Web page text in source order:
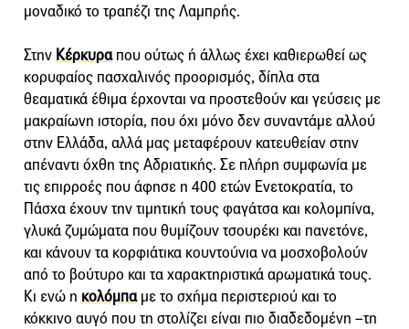
μοναδικό το τραπέζι της Λαμπρής.
Στην Κέρκυραπου ούτως ή άλλως έχει καθιερωθεί ως
κορυφαίος πασχαλινός προορισμός, δίπλα στα
θεαματικά έθιμα έρχονται να προστεθούν και γεύσεις με
μακραίωνη ιστορία, που όχι μόνο δεν συναντάμε αλλού
στην Ελλάδα, αλλά μας μεταφέρουν κατευθείαν στην
απέναντι όχθη της Αδριατικής. Σε πλήρη συμφωνία με
τις επιρροές που άφησε η 400 ετών Ενετοκρατία, το
Πάσχα έχουν την τιμητική τους φαγάτσα και κολομπίνα,
γλυκά ζυμώματα που θυμίζουν τσουρέκι και πανετόνε,
και κάνουν τα κορφιάτικα κουντούνια να μοσχοβολούν
από το βούτυρο και τα χαρακτηριστικά αρωματικά τους.
Κι ενώ η κολόμπαμε το σχήμα περιστεριού και το
κόκκινο αυγό που τη στολίζει είναι πιο διαδεδομένη –τη